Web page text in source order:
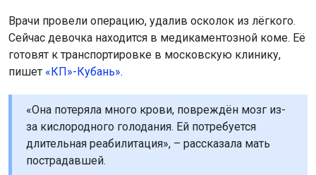
Врачи провели операцию, удалив осколок из лёгкого.
Сейчас девочка находится в медикаментозной коме. Её
готовят к транспортировке в московскую клинику,
пишет «КП»-Кубань».
«Она потеряла много крови, повреждён мозг из-
за кислородного голодания. Ей потребуется
длительная реабилитация», – рассказала мать
пострадавшей.